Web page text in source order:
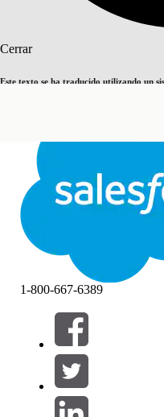
Cerrar
Este texto se ha traducido utilizando un
Cerrar Cerrar
Filtrar por (0)
SELECCIONAR FILTROS
Área de productos
1-800-667-6389